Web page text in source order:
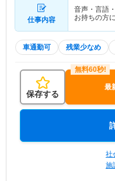
仕事内容
音声・言語
お持ちの方
車通勤可 残業少なめ
保存する
最
社
施